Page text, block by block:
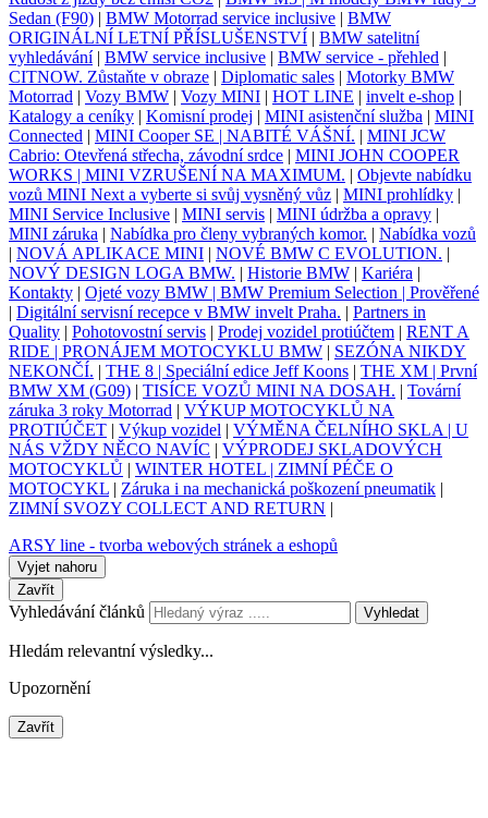
Sedan (F90) | BMW Motorrad service inclusive | BMW
ORIGINÁLNÍ LETNÍ PŘÍSLUŠENSTVÍ | BMW satelitní
vyhledávání| BMW service inclusive | BMW service - přehled |
CITNOW. Zůstaňte v obraze | Diplomatic sales | Motorky BMW
Motorrad | Vozy BMW | Vozy MINI | HOT LINE | invelt e-shop |
Katalogy a ceníky | Komisní prodej | MINI asistenční služba | MINI
Connected | MINI Cooper SE | NABITÉ VÁŠNÍ. | MINI JCW
Cabrio: Otevřená střecha, závodní srdce | MINI JOHN COOPER
WORKS | MINI VZRUŠENÍ NA MAXIMUM. | Objevte nabídku
vozů MINI Next a vyberte si svůj vysněný vůz | MINI prohlídky |
MINI Service Inclusive | MINI servis | MINI údržba a opravy |
MINI záruka | Nabídka pro členy vybraných komor. | Nabídka vozů
| NOVÁ APLIKACE MINI | NOVÉ BMW C EVOLUTION. |
NOVÝ DESIGN LOGA BMW. | Historie BMW | Kariéra |
Kontakty | Ojeté vozy BMW | BMW Premium Selection | Prověřené
| Digitální servisní recepce v BMW invelt Praha. | Partners in
Quality | Pohotovostní servis | Prodej vozidel protiúčtem | RENT A
RIDE | PRONÁJEM MOTOCYKLU BMW | SEZÓNA NIKDY
NEKONČÍ. | THE 8 | Speciální edice Jeff Koons | THE XM | První
BMW XM (G09) | TISÍCE VOZŮ MINI NA DOSAH. | Tovární
záruka 3 roky Motorrad | VÝKUP MOTOCYKLŮ NA
PROTIÚČET | Výkup vozidel | VÝMĚNA ČELNÍHO SKLA | U
NÁS VŽDY NĚCO NAVÍC | VÝPRODEJ SKLADOVÝCH
MOTOCYKLŮ | WINTER HOTEL | ZIMNÍ PÉČE O
MOTOCYKL | Záruka i na mechanická poškození pneumatik |
ZIMNÍ SVOZY COLLECT AND RETURN |
ARSY line - tvorba webových stránek a eshopů
Vyjet nahoru
Zavřít
Vyhledávání článků Vyhledat
Hledám relevantní výsledky...
Upozornění
Zavřít